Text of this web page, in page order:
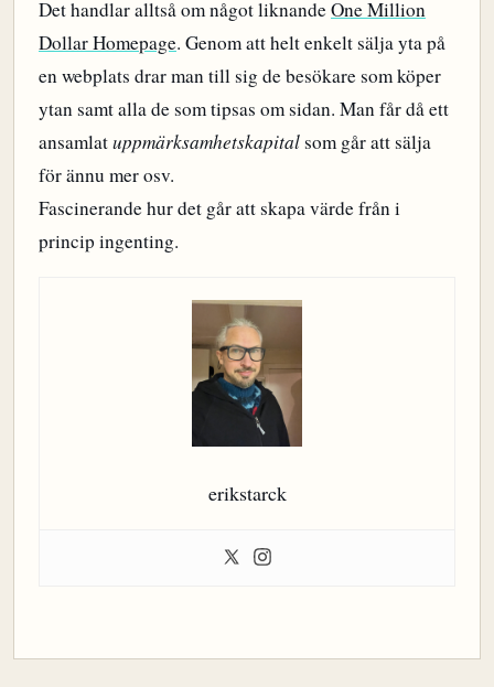
Det handlar alltså om något liknandeOne Million
Dollar Homepage. Genom att helt enkelt sälja yta på
en webplats drar man till sig de besökare som köper
ytan samt alla de som tipsas om sidan. Man får då ett
ansamlatuppmärksamhetskapitalsom går att sälja
för ännu mer osv.
Fascinerande hur det går att skapa värde från i
princip ingenting.
erikstarck